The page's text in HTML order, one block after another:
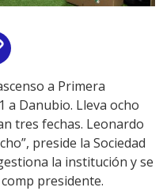
Link a Primera
a Danubio. Lleva ocho
tres fechas. Leonardo
preside la Sociedad
la institución y se
presidente.